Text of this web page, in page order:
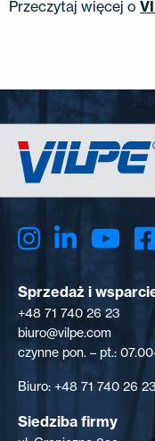
Przeczytaj więcej o
Sprzedaż i
+48 71 740 26 23
biuro@vilpe.com
czynne pon. – pt.:
Biuro: +48 71 740 26 23
Siedziba firmy